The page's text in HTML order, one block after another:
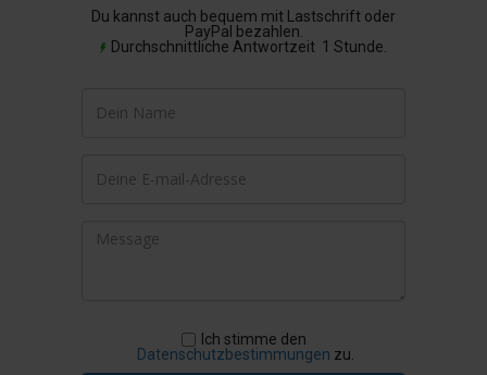
Du kannst auch bequem mit Lastschrift oder
PayPal bezahlen.
Durchschnittliche Antwortzeit 1 Stunde.
Ich stimme den
Datenschutzbestimmungen zu.